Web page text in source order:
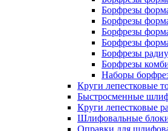
Борфрезы
Борфрезы
Борфрезы
Борфрезы
Борфрезы
Борфрезы
Наборы
Круги лепестковые
Быстросменные
Круги лепестковые
Шлифовальные
Оправки для